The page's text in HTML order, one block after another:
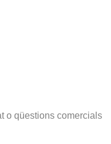
o qüestions comercials